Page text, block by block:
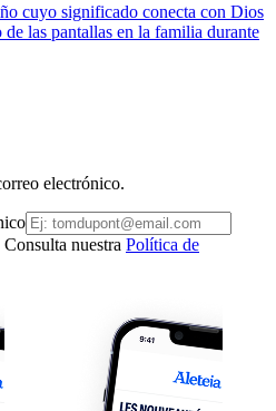
cuyo significado conecta con Dios
las pantallas en la familia durante
electrónico.
nuestra Política de